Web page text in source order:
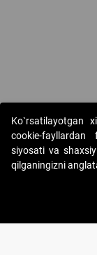
Copyright © 2017-
AJ. Barcha
Ko`rsatilayotgan
cookie-fayllardan
siyosati va
qilganingizni